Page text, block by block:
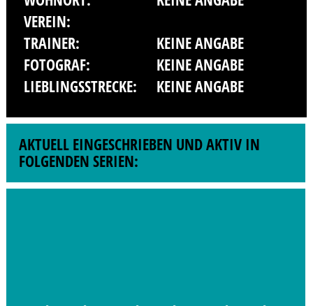
VEREIN:
TRAINER:
KEINE ANGABE
FOTOGRAF:
KEINE ANGABE
LIEBLINGSSTRECKE:
KEINE ANGABE
AKTUELL EINGESCHRIEBEN UND AKTIV IN
FOLGENDEN SERIEN: